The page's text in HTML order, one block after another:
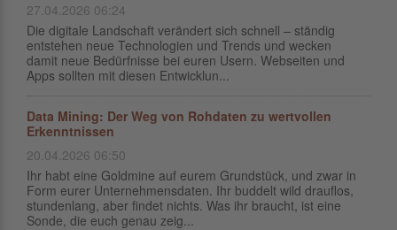
27.04.2026 06:24
Die digitale Landschaft verändert sich schnell – ständig
entstehen neue Technologien und Trends und wecken
damit neue Bedürfnisse bei euren Usern. Webseiten und
Apps sollten mit diesen Entwicklun...
Data Mining: Der Weg von Rohdaten zu wertvollen
Erkenntnissen
20.04.2026 06:50
Ihr habt eine Goldmine auf eurem Grundstück, und zwar in
Form eurer Unternehmensdaten. Ihr buddelt wild drauflos,
stundenlang, aber findet nichts. Was ihr braucht, ist eine
Sonde, die euch genau zeig...